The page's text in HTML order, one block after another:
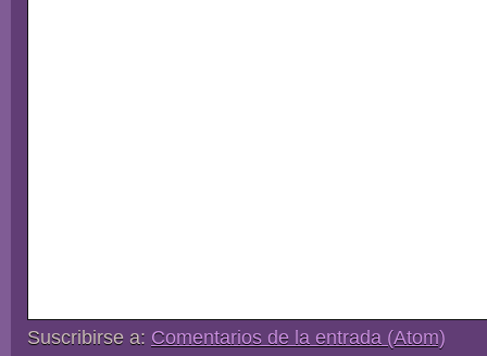
Suscribirse a: Comentarios de la entrada (Atom)